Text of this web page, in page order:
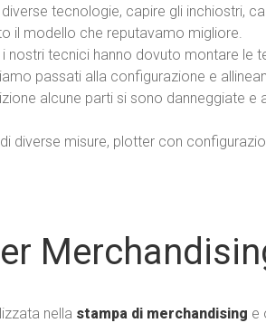
tecnologie, capire gli inchiostri,
il modello che reputavamo migliore.
nostri tecnici hanno dovuto montare le
passati alla configurazione e
alcune parti si sono danneggiate
diverse misure, plotter con
nella stampa di merchandising e